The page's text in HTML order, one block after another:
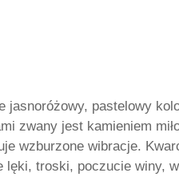
jasnoróżowy, pastelowy
zwany jest kamieniem
wzburzone wibracje.
lęki, troski, poczucie winy,